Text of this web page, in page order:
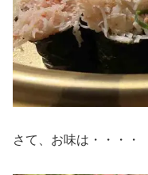
さて、お味は・・・・